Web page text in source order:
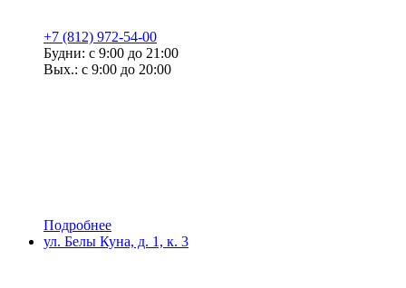
+7 (812) 972-54-00
Будни: с 9:00 до 21:00
Вых.: с 9:00 до 20:00
Подробнее
ул. Белы Куна, д. 1, к. 3